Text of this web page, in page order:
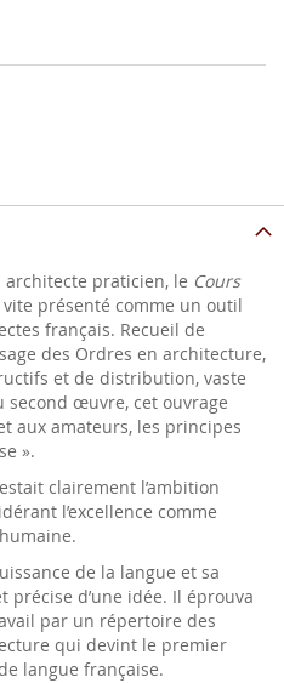
architecte praticien, le Cours
vite présenté comme un outil
français. Recueil de
des Ordres en architecture,
et de distribution, vaste
œuvre, cet ouvrage
aux amateurs, les principes
».
clairement l’ambition
l’excellence comme
de la langue et sa
précise d’une idée. Il éprouva
par un répertoire des
qui devint le premier
langue française.